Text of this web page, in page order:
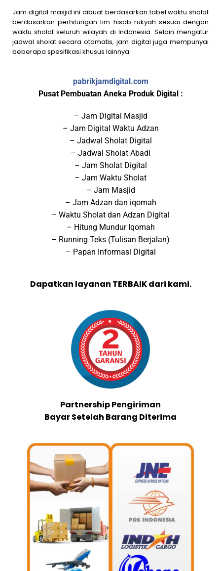
Jam digital masjid ini dibuat berdasarkan tabel waktu sholat
berdasarkan perhitungan tim hisab rukyah sesuai dengan
waktu sholat seluruh wilayah di Indonesia. Selain mengatur
jadwal sholat secara otomatis, jam digital juga mempunyai
beberapa spesifikasi khusus lainnya.
pabrikjamdigital.com
Pusat Pembuatan Aneka Produk Digital :
– Jam Digital Masjid
– Jam Digital Waktu Adzan
– Jadwal Sholat Digital
– Jadwal Sholat Abadi
– Jam Sholat Digital
– Jam Waktu Sholat
– Jam Masjid
– Jam Adzan dan iqomah
– Waktu Sholat dan Adzan Digital
– Hitung Mundur Iqomah
– Running Teks (Tulisan Berjalan)
– Papan Informasi Digital
Dapatkan layanan TERBAIK dari kami.
Partnership Pengiriman
Bayar Setelah Barang Diterima